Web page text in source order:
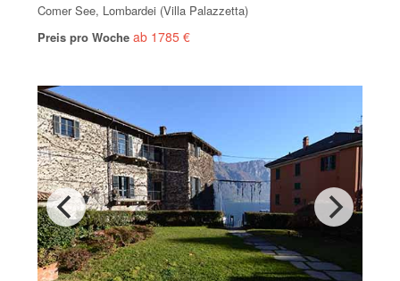
Comer See, Lombardei (Villa Palazzetta)
Preis pro Woche ab 1785 €